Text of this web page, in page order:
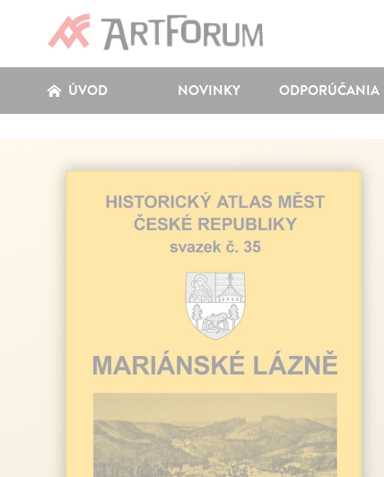
ÚVOD NOVINKY ODPORÚČANIA